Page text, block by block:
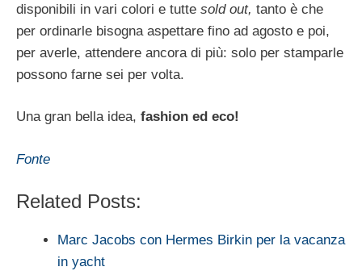
disponibili in vari colori e tutte sold out, tanto è che
per ordinarle bisogna aspettare fino ad agosto e poi,
per averle, attendere ancora di più: solo per stamparle
possono farne sei per volta.
Una gran bella idea, fashion ed eco!
Fonte
Related Posts:
Marc Jacobs con Hermes Birkin per la vacanza
in yacht